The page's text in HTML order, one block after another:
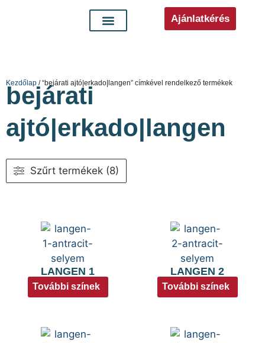
Ajánlatkérés
Kezdőlap / “bejárati ajtó|erkado|langen” címkével rendelkező termékek
bejárati
ajtó|erkado|langen
Szűrt termékek (8)
LANGEN 1
További színek
LANGEN 2
További színek